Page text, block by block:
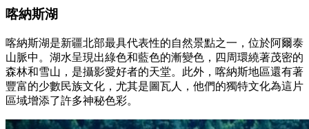
喀納斯湖
喀納斯湖是新疆北部最具代表性的自然景點之一，位於阿爾泰
山脈中。湖水呈現出綠色和藍色的漸變色，四周環繞著茂密的
森林和雪山，是攝影愛好者的天堂。此外，喀納斯地區還有著
豐富的少數民族文化，尤其是圖瓦人，他們的獨特文化為這片
區域增添了許多神秘色彩。